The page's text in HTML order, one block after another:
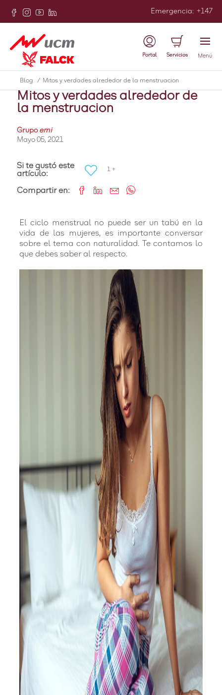
Emergencia: +147
Portal Servicios Menú
Blog / Mitos y verdades alrededor de la menstruacion
Atrás
Adulto
Mitos y verdades alrededor de
la menstruacion
Grupo emi
Mayo 05, 2021
Si te gustó este
artículo:
1 +
Compartir en:
El ciclo menstrual no puede ser un tabú en la
vida de las mujeres, es importante conversar
sobre el tema con naturalidad. Te contamos lo
que debes saber al respecto.